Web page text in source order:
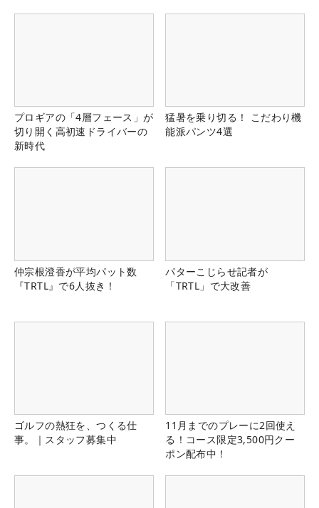
プロギアの「4層フェース」が
切り開く高初速ドライバーの
新時代
猛暑を乗り切る！ こだわり機
能派パンツ4選
仲宗根澄香が平均パット数
『TRTL』で6人抜き！
パターこじらせ記者が
「TRTL」で大改善
ゴルフの熱狂を、つくる仕
事。｜スタッフ募集中
11月までのプレーに2回使え
る！コース限定3,500円クー
ポン配布中！